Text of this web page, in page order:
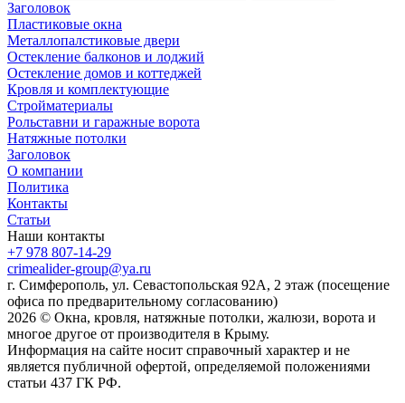
Заголовок
Пластиковые окна
Металлопалстиковые двери
Остекление балконов и лоджий
Остекление домов и коттеджей
Кровля и комплектующие
Стройматериалы
Рольставни и гаражные ворота
Натяжные потолки
Заголовок
О компании
Политика
Контакты
Статьи
Наши контакты
+7 978 807-14-29
crimealider-group@ya.ru
г. Симферополь, ул. Севастопольская 92А, 2 этаж (посещение
офиса по предварительному согласованию)
2026 © Окна, кровля, натяжные потолки, жалюзи, ворота и
многое другое от производителя в Крыму.
Информация на сайте носит справочный характер и не
является публичной офертой, определяемой положениями
статьи 437 ГК РФ.